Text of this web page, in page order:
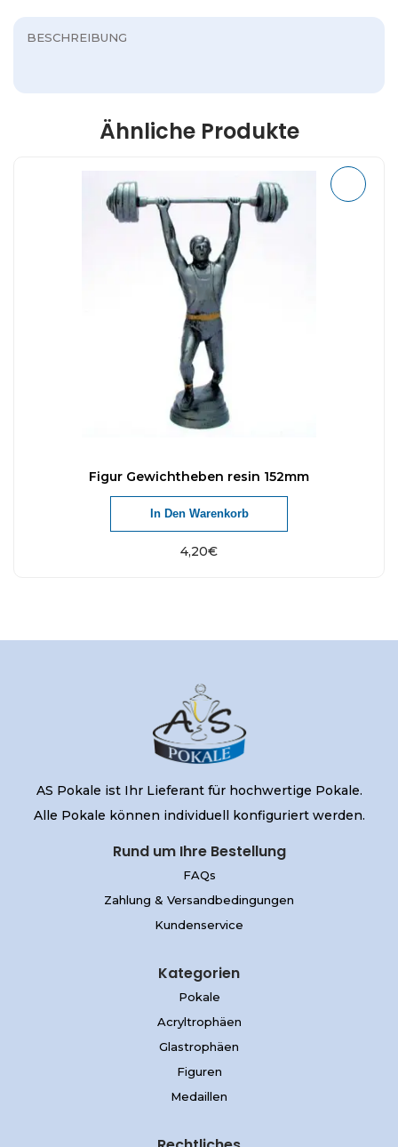
BESCHREIBUNG
Ähnliche Produkte
Figur Gewichtheben resin 152mm
4,20€
In Den Warenkorb
AS Pokale ist Ihr Lieferant für hochwertige Pokale.
Alle Pokale können individuell konfiguriert werden.
Rund um Ihre Bestellung
FAQs
Zahlung & Versandbedingungen
Kundenservice
Kategorien
Pokale
Acryltrophäen
Glastrophäen
Figuren
Medaillen